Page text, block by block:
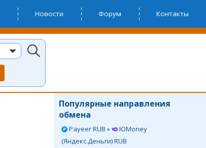
Новости Форум Контакты
Популярные направления
обмена
Payeer RUB »
ЮMoney
(Яндекс.Деньги) RUB